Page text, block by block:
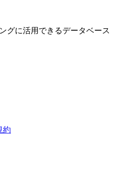
グに活用できるデータベース
約